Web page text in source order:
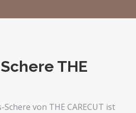
THE
von THE CARECUT ist